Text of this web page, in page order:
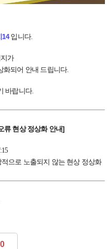
14입니다.
가
화되어 안내 드립니다.
바랍니다.
류 현상 정상화 안내]
으로 노출되지 않는 현상 정상화
0